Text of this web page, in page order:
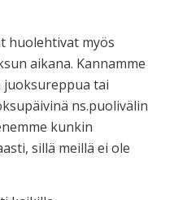
huolehtivat myös
aikana. Kannamme
juoksureppua tai
ns.puolivälin
kunkin
sillä meillä ei ole